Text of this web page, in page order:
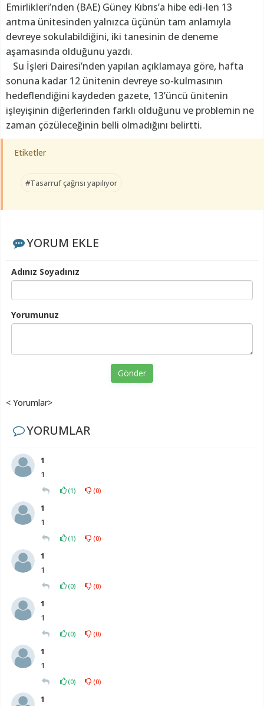
Emirlikleri’nden (BAE) Güney Kıbrıs’a hibe edi-len 13
arıtma ünitesinden yalnızca üçünün tam anlamıyla
devreye sokulabildiğini, iki tanesinin de deneme
aşamasında olduğunu yazdı.
Su İşleri Dairesi’nden yapılan açıklamaya göre, hafta
sonuna kadar 12 ünitenin devreye so-kulmasının
hedeflendiğini kaydeden gazete, 13’üncü ünitenin
işleyişinin diğerlerinden farklı olduğunu ve problemin ne
zaman çözüleceğinin belli olmadığını belirtti.
Etiketler
#Tasarruf çağrısı yapılıyor
YORUM EKLE
Adınız Soyadınız
Yorumunuz
Gönder
< Yorumlar>
YORUMLAR
1
1
(1) (0)
1
1
(1) (0)
1
1
(0) (0)
1
1
(0) (0)
1
1
(0) (0)
1